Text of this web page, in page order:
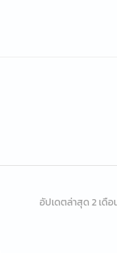
อัปเดตล่าสุด 2 เดื